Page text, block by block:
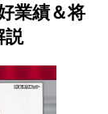
業績＆将
説